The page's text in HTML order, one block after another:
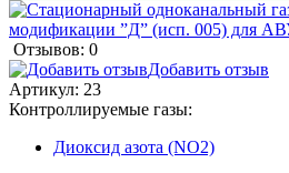
Отзывов: 0
Добавить отзыв
Артикул: 23
Контроллируемые газы:
Диоксид азота (NO2)